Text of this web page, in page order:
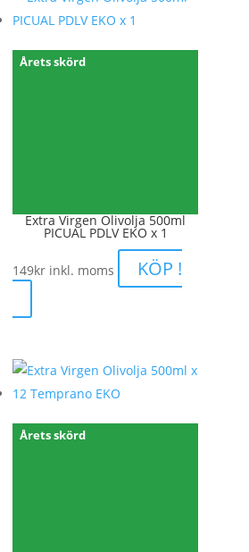
Årets skörd
Extra Virgen Olivolja 500ml
PICUAL PDLV EKO x 1
149kr inkl. moms KÖP !
Årets skörd